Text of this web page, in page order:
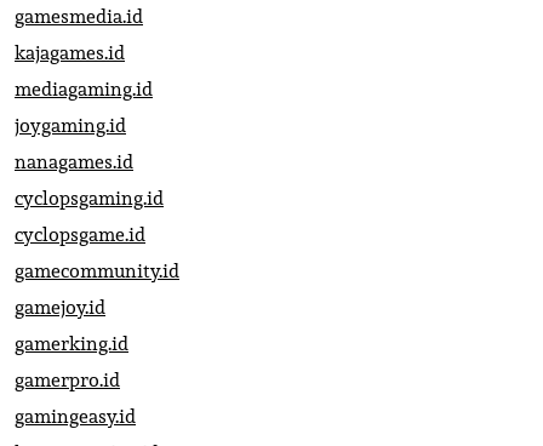
gamesmedia.id
kajagames.id
mediagaming.id
joygaming.id
nanagames.id
cyclopsgaming.id
cyclopsgame.id
gamecommunity.id
gamejoy.id
gamerking.id
gamerpro.id
gamingeasy.id